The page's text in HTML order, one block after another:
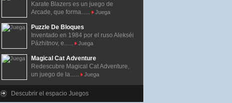
Karate Blazers es un juego de
Arcade, que forma......
Juega
Puzzle De Bloques
Inventado en 1984 por el ruso Alekséi
Pázhitnov, e......
Juega
Magical Cat Adventure
Redescubre Magical Cat Adventure,
un juego de la......
Juega
Descubrir el espacio Juegos